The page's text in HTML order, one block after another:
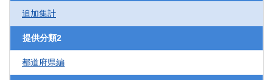
追加集計
提供分類2
都道府県編